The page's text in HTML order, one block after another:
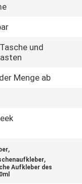
und
Menge ab
,
,
Aufkleber des